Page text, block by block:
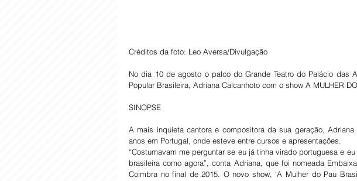
Créditos da foto: Leo Aversa/Divulgação
No dia 10 de agosto o palco do Grande Teatro do Palácio das
Popular Brasileira, Adriana Calcanhoto com o show A MULHER
SINOPSE
A mais inquieta cantora e compositora da sua geração,
anos em Portugal, onde esteve entre cursos e apresentações.
“Costumavam me perguntar se eu já tinha virado portuguesa e
brasileira como agora”, conta Adriana, que foi nomeada
Coimbra no final de 2015. O novo show, ‘A Mulher do Pau